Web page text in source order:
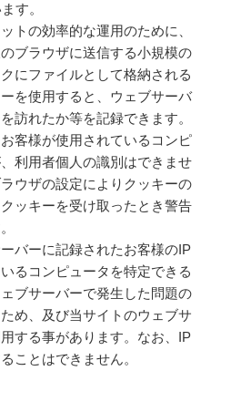
す。
トの効率的な運用のために、
ブラウザに送信する小規模の
にファイルとして格納される
を使用すると、ウェブサーバ
訪れたか等を記録できます。
客様が使用されているコンピ
利用者個人の識別はできませ
ウザの設定によりクッキーの
ッキーを受け取ったとき警告
バーに記録されたお客様のIP
るコンピュータを特定できる
ブサーバーで発生した問題の
め、及び当サイトのウェブサ
する事があります。なお、IP
ことはできません。